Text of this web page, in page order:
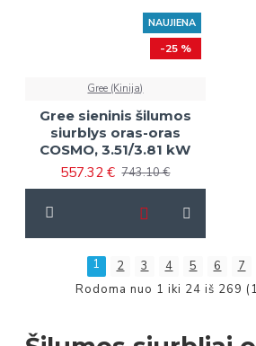
NAUJIENA
-25 %
Gree (Kinija)
Gree sieninis šilumos
siurblys oras-oras
COSMO, 3.51/3.81 kW
557.32 € 743.10 €
1 2 3 4 5 6 7
Rodoma nuo 1 iki 24 iš 269